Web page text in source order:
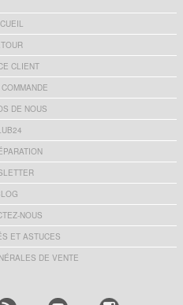
CLIENT
DE NOUS
NOUS
ET ASTUCES
DE VENTE